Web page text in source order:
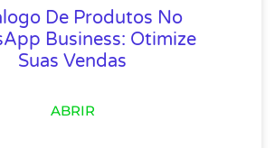
De Produtos No
Business: Otimize
Suas Vendas
ABRIR